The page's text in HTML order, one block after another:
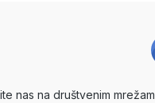
nas na društvenim